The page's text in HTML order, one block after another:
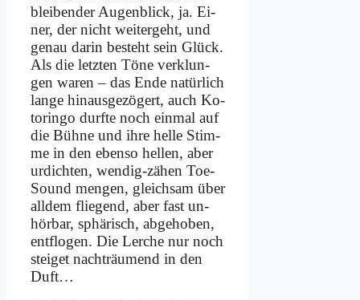
blei­ben­der Au­gen­blick, ja. Ei­
ner, der nicht wei­ter­geht, und
ge­nau dar­in be­steht sein Glück.
Als die letz­ten Tö­ne ver­klun­
gen wa­ren – das En­de na­tür­lich
lan­ge hin­aus­ge­zö­gert, auch Ko­
torin­go durf­te noch ein­mal auf
die Büh­ne und ih­re hel­le Stim­
me in den eben­so hel­len, aber
ur­dich­ten, wen­dig-zä­hen Toe-
Sound men­gen, gleich­sam über
all­dem flie­gend, aber fast un­
hör­bar, sphä­risch, ab­ge­ho­ben,
ent­flo­gen. Die Ler­che nur noch
stei­get nach­träu­mend in den
Duft…